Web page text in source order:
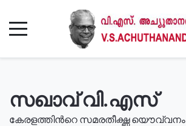
സഖാവ് വി.എസ്
കേരളത്തിൻറെ സമരതീക്ഷ്ണ യൌവ്വനം